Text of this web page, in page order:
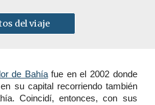
del viaje
de Bahíafue en el 2002 donde
su capital recorriendo también
Coincidí, entonces, con sus